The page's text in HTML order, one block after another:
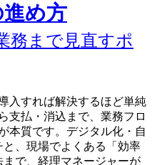
め方
務まで見直すポ
入すれば解決するほど単純
支払・消込まで、業務フロ
本質です。デジタル化・自
、現場でよくある「効率
で、経理マネージャーが